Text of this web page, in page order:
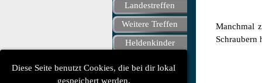
Diese Seite benutzt Cookies, die bei dir lokal
gespeichert werden.
Landestreffen
Weitere Treffen
▼
Heldenkinder
▼
Manchmal
Schraubern